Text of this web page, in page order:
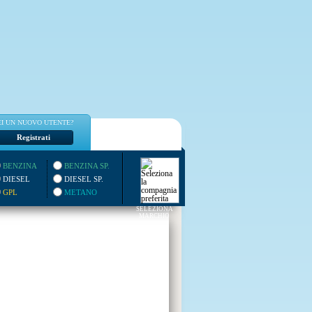
UN NUOVO UTENTE?
Registrati
BENZINA
DIESEL
GPL
BENZINA SP.
DIESEL SP.
METANO
SELEZIONA
MARCHIO